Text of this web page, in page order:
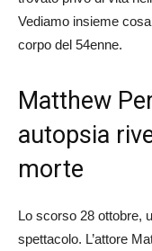
Vediamo insieme
corpo del 54enne.
Matthew
autopsia
morte
Lo scorso 28 ottobre,
spettacolo. L’attore